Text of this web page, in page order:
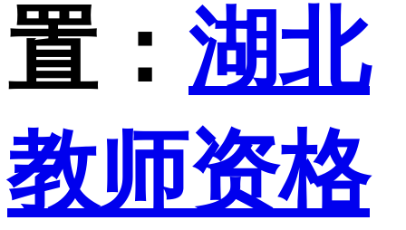
置： 湖北
教师资格